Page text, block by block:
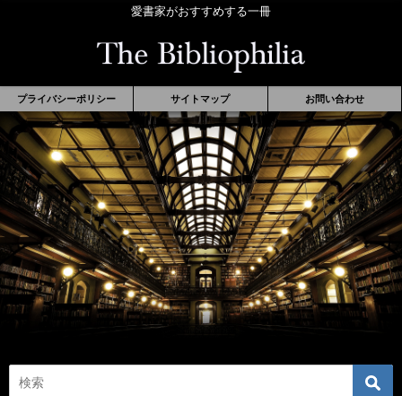
愛書家がおすすめする一冊
プライバシーポリシー サイトマップ お問い合わせ